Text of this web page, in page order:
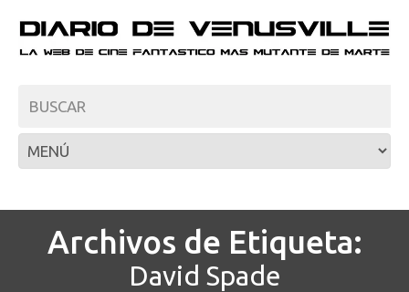
Archivos de Etiqueta:
David Spade